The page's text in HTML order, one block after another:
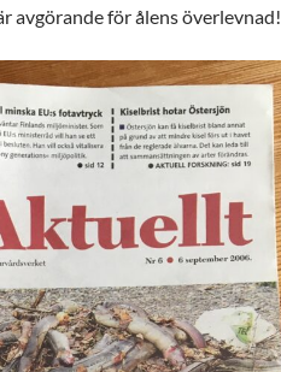
avgörande för ålens överlevnad!